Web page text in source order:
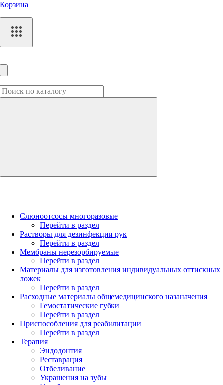
Корзина
Слюноотсосы многоразовые
Перейти в раздел
Растворы для дезинфекции рук
Перейти в раздел
Мембраны нерезорбируемые
Перейти в раздел
Материалы для изготовления индивидуальных оттискных
ложек
Перейти в раздел
Расходные материалы общемедицинского назаначения
Гемостатические губки
Перейти в раздел
Приспособления для реабилитации
Перейти в раздел
Терапия
Эндодонтия
Реставрация
Отбеливание
Украшения на зубы